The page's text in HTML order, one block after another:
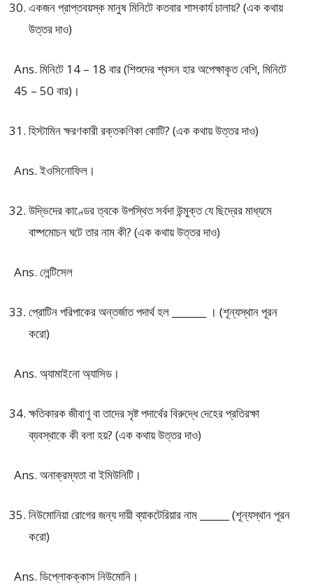
একজন প্রাপ্তবয়স্ক মানুষ মিনিটে কতবার শাসকার্য চালায়? (এক কথায়
উত্তর দাও)
Ans. মিনিটে 14 – 18 বার (শিশুদের শ্বসন হার অপেক্ষাকৃত বেশি, মিনিটে
45 – 50 বার)।
হিস্টামিন ক্ষরণকারী রক্তকণিকা কোটি? (এক কথায় উত্তর দাও)
Ans. ইওসিনোফিল।
উদ্ভিদের কাণ্ডের ত্বকে উপস্থিত সর্বদা উন্মুক্ত যে ছিদ্রের মাধ্যমে
বাষ্পমোচন ঘটে তার নাম কী? (এক কথায় উত্তর দাও)
Ans. লেন্টিসেল
প্রোটিন পরিপাকের অন্তর্জাত পদার্থ হল _______ । (শূন্যস্থান পূরন
করো)
Ans. অ্যামাইনো অ্যাসিড।
ক্ষতিকারক জীবাণু বা তাদের সৃষ্ট পদার্থের বিরুদ্ধে দেহের প্রতিরক্ষা
ব্যবস্থাকে কী বলা হয়? (এক কথায় উত্তর দাও)
Ans. অনাক্রম্যতা বা ইমিউনিটি।
নিউমোনিয়া রোগের জন্য দায়ী ব্যাকটেরিয়ার নাম ______ (শূন্যস্থান পূরন
করো)
Ans. ডিপ্লোকক্কাস নিউমোনি।